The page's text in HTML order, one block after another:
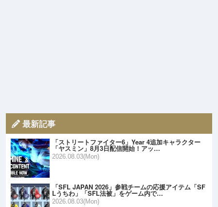
最新記事
「ストリートファイター6」Year 4追加キャラクター
「ヤスミン」8月3日配信開始！アッ…
2026.08.03(Mon)
「SFL JAPAN 2026」参戦チームの応援アイテム「SF
Lうちわ」「SFL法被」をゲーム内で…
2026.08.03(Mon)